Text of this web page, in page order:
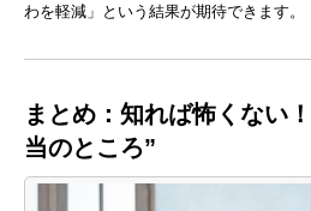
わを軽減」という結果が期待できます。
まとめ：知れば怖くない
当のところ”